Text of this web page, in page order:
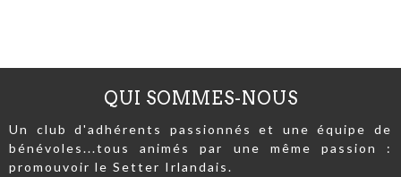
QUI SOMMES-NOUS
Un club d'adhérents passionnés et une équipe de
bénévoles...tous animés par une même passion :
promouvoir le Setter Irlandais.